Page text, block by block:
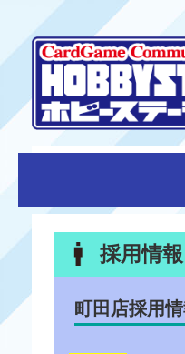
採用情報
町田店採用